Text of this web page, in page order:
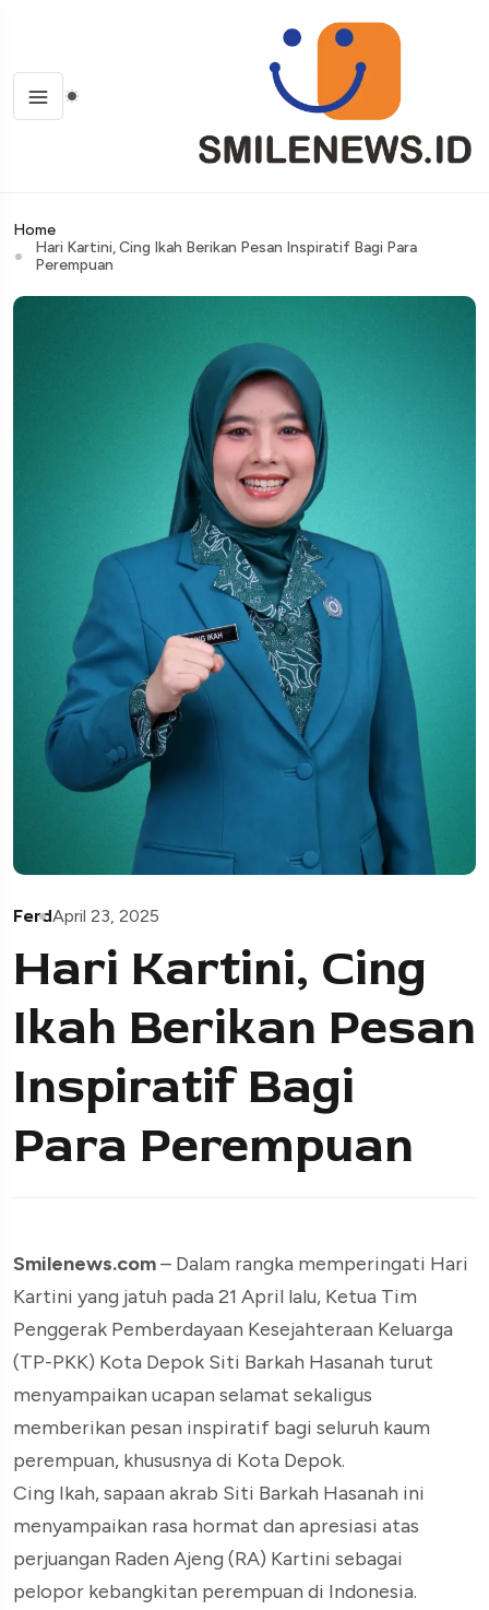
Home
Hari Kartini, Cing Ikah Berikan Pesan Inspiratif Bagi Para
Perempuan
FerdApril 23, 2025
Hari Kartini, Cing
Ikah Berikan Pesan
Inspiratif Bagi
Para Perempuan
Smilenews.com– Dalam rangka memperingati Hari
Kartini yang jatuh pada 21 April lalu, Ketua Tim
Penggerak Pemberdayaan Kesejahteraan Keluarga
(TP-PKK) Kota Depok Siti Barkah Hasanah turut
menyampaikan ucapan selamat sekaligus
memberikan pesan inspiratif bagi seluruh kaum
perempuan, khususnya di Kota Depok.
Cing Ikah, sapaan akrab Siti Barkah Hasanah ini
menyampaikan rasa hormat dan apresiasi atas
perjuangan Raden Ajeng (RA) Kartini sebagai
pelopor kebangkitan perempuan di Indonesia.